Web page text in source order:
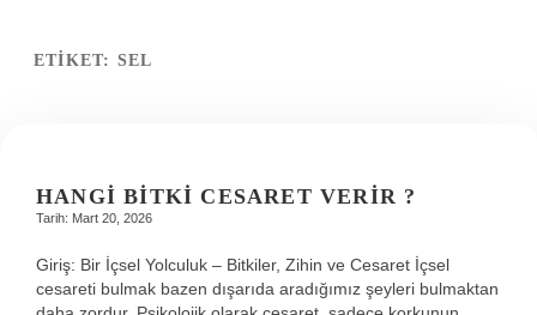
ETIKET: SEL
HANGI BITKI CESARET VERIR ?
Tarih: Mart 20, 2026
Giriş: Bir İçsel Yolculuk – Bitkiler, Zihin ve Cesaret İçsel
cesareti bulmak bazen dışarıda aradığımız şeyleri bulmaktan